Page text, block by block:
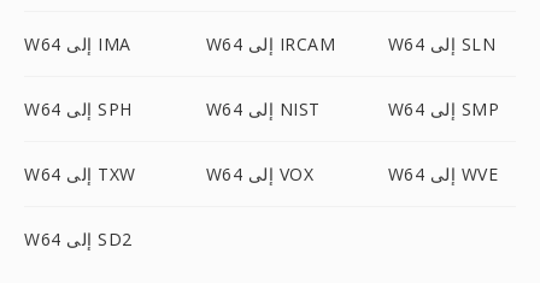
W64 إلى IMA W64 إلى IRCAM W64 إلى SLN
W64 إلى SPH W64 إلى NIST W64 إلى SMP
W64 إلى TXW W64 إلى VOX W64 إلى WVE
W64 إلى SD2